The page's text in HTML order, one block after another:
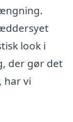
look i
der gør det
har vi